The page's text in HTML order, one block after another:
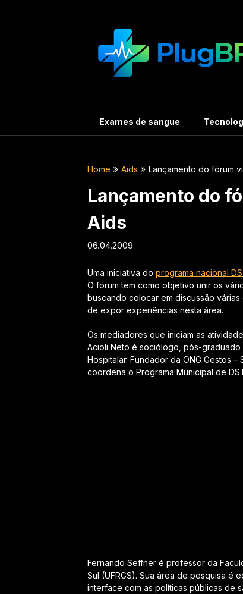
Exames de sangue
Home Aids Lançamento do fórum
Lançamento do
Aids
06.04.2009
Uma iniciativa do programa nacional
O fórum tem como objetivo unir os
buscando colocar em discussão
de expor experiências nesta área.
Os mediadores que iniciam as
Acioli Neto é sociólogo, pós-graduado
Hospitalar. Fundador da ONG Gestos
coordena o Programa Municipal de
Fernando Seffner é professor da
Sul (UFRGS). Sua área de pesquisa é
interface com as políticas públicas de